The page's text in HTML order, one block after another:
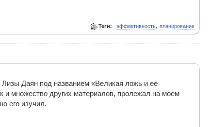
Теги: эффективность, планирование
Даян под названием «Великая ложь и ее
и множество других материалов, пролежал на моем
его изучил.